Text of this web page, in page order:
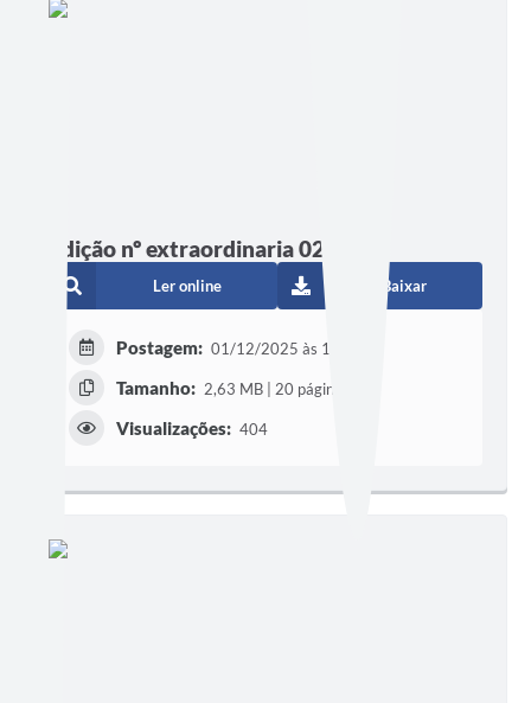
Edição nº extraordinaria 02
Ler online Baixar
Postagem: 01/12/2025 às 19h48
Tamanho: 2,63 MB | 20 páginas
Visualizações: 404